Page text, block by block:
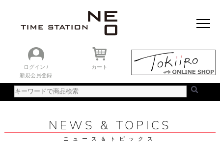
ログイン /
新規会員登録
カート
NEWS & TOPICS
ニュース＆トピックス
おすすめアイテム
ニュース＆トピック
時計を探す
ランキング
ご利用ガイド